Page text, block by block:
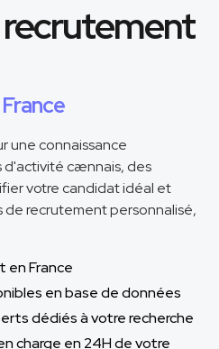
une connaissance
cænnais, des
votre candidat idéal et
de recrutement personnalisé,
en France
en base de données
dédiés à votre recherche
charge en 24H de votre